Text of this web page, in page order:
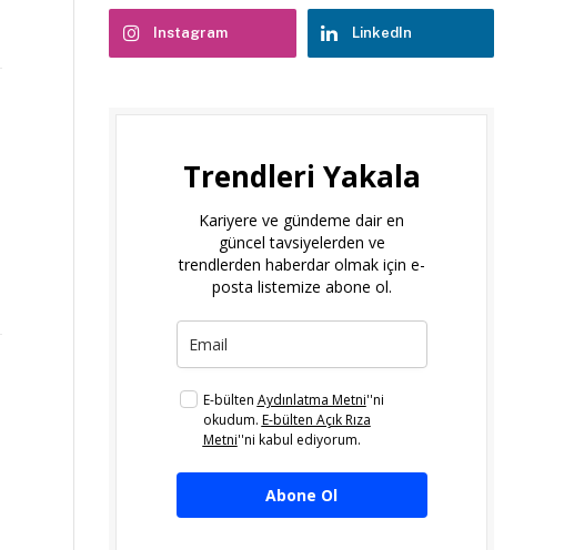
Instagram LinkedIn
Trendleri Yakala
Kariyere ve gündeme dair en
güncel tavsiyelerden ve
trendlerden haberdar olmak için e-
posta listemize abone ol.
E-bülten Aydınlatma Metni''ni
okudum. E-bülten Açık Rıza
Metni''ni kabul ediyorum.
Abone Ol